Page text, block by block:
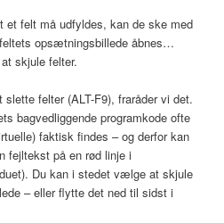
felt må udfyldes, kan de ske med
opsætningsbillede åbnes…
skjule felter.
felter (ALT-F9), fraråder vi det.
bagvedliggende programkode ofte
faktisk findes – og derfor kan
fejltekst på en rød linje i
Du kan i stedet vælge at skjule
– eller flytte det ned til sidst i